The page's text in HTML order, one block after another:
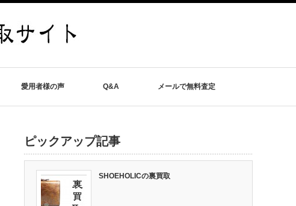
愛用者様の声 Q&A メールで無料査定
ピックアップ記事
SHOEHOLICの裏買取